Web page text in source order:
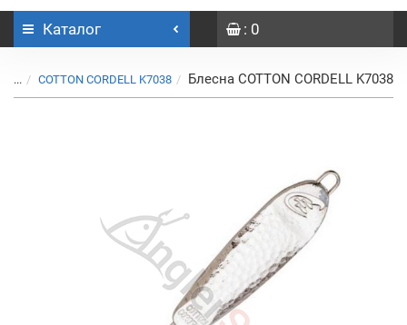
Каталог : 0
... COTTON CORDELL K7038 Блесна COTTON CORDELL K7038